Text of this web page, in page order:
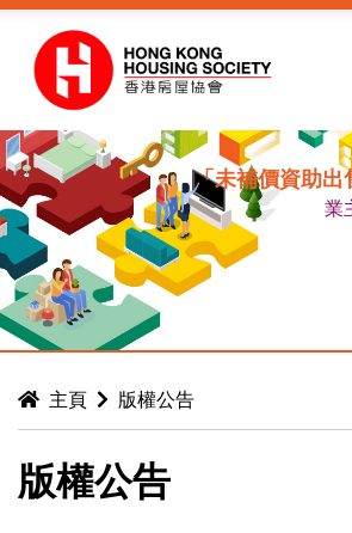
跳到內容
「未補價資助出
業
主頁 版權公告
版權公告